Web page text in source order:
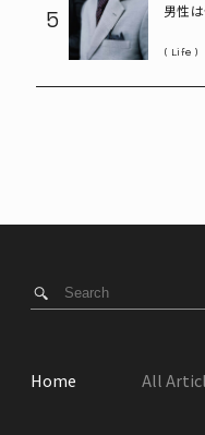
5
男性
Life
Home All